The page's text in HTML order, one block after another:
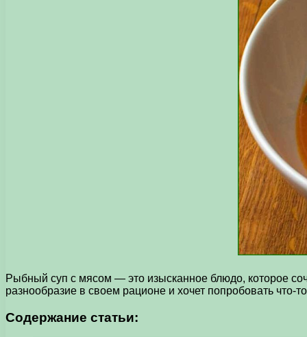
Рыбный суп с мясом — это изысканное блюдо, которое
разнообразие в своем рационе и хочет попробовать что-
Содержание статьи: